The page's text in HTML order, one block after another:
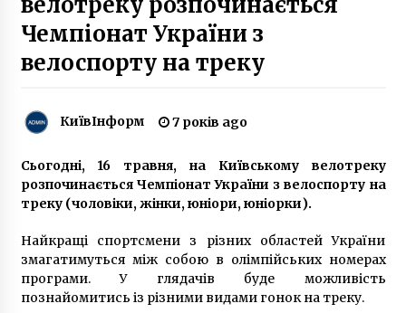
10 років ago
Вулицю Покровську в Києві до кінця року
закрили для проїзду: як об’їхати
6 років ago
9 років ago
Новий власник готелю «Дніпро» виплатив за
Чемпіонат України з
велоспорту на треку
КиївІнформ 7 років ago
Сьогодні, 16 травня, на Київському велотреку
розпочинається Чемпіонат України з велоспорту на
треку (чоловіки, жінки, юніори, юніорки).
Найкращі спортсмени з різних областей України
змагатимуться між собою в олімпійських номерах
програми. У глядачів буде можливість
познайомитись із різними видами гонок на треку.